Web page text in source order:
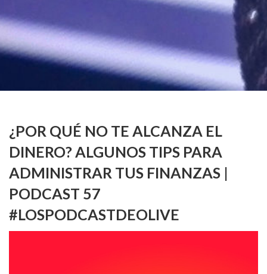
¿POR QUÉ NO TE ALCANZA EL
DINERO? ALGUNOS TIPS PARA
ADMINISTRAR TUS FINANZAS |
PODCAST 57
#LOSPODCASTDEOLIVE